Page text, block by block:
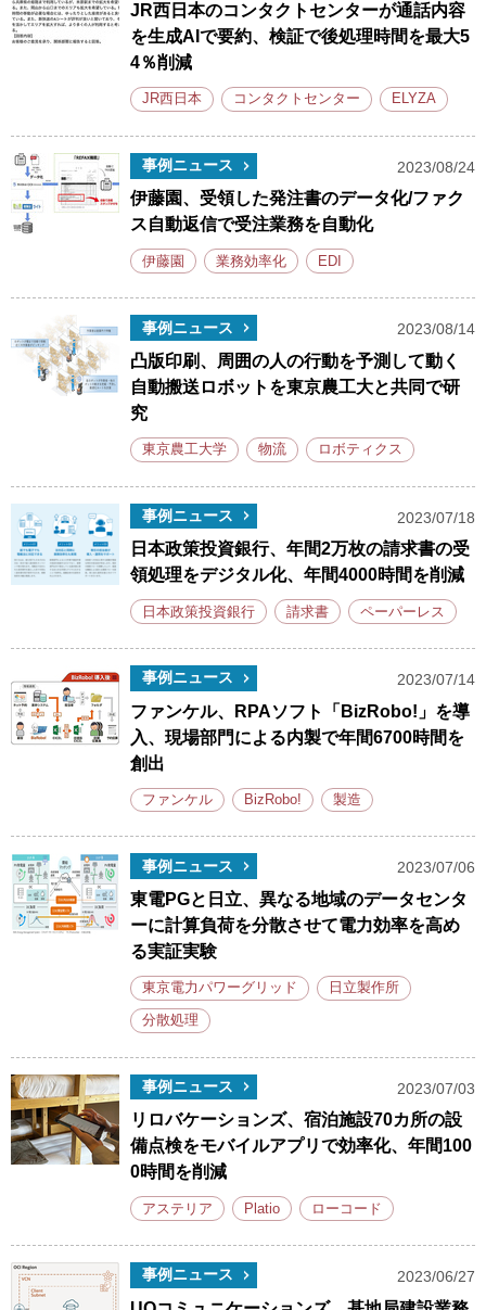
JR西日本のコンタクトセンターが通話内容
を生成AIで要約、検証で後処理時間を最大5
4％削減
JR西日本 コンタクトセンター ELYZA
事例ニュース 2023/08/24
伊藤園、受領した発注書のデータ化/ファク
ス自動返信で受注業務を自動化
伊藤園 業務効率化 EDI
事例ニュース 2023/08/14
凸版印刷、周囲の人の行動を予測して動く
自動搬送ロボットを東京農工大と共同で研
究
東京農工大学 物流 ロボティクス
事例ニュース 2023/07/18
日本政策投資銀行、年間2万枚の請求書の受
領処理をデジタル化、年間4000時間を削減
日本政策投資銀行 請求書 ペーパーレス
事例ニュース 2023/07/14
ファンケル、RPAソフト「BizRobo!」を導
入、現場部門による内製で年間6700時間を
創出
ファンケル BizRobo! 製造
事例ニュース 2023/07/06
東電PGと日立、異なる地域のデータセンタ
ーに計算負荷を分散させて電力効率を高め
る実証実験
東京電力パワーグリッド 日立製作所
分散処理
事例ニュース 2023/07/03
リロバケーションズ、宿泊施設70カ所の設
備点検をモバイルアプリで効率化、年間100
0時間を削減
アステリア Platio ローコード
事例ニュース 2023/06/27